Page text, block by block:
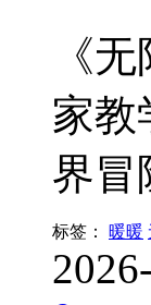
《
家教
界冒
标签： 暖暖